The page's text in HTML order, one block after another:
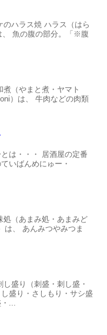
ハラス焼 ハラス（はら
、 魚の腹の部分。「※腹
（やまと煮・ヤマト
）は、 牛肉などの肉類
は・・・ 居酒屋の定番
いばんめにゅー・
処（あまみ処・あまみど
は、 あんみつやみつま
盛り（刺盛・刺し盛・
盛り・さしもり・サシ盛
...